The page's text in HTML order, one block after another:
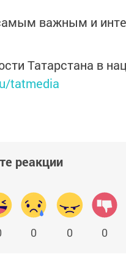
важным и
Татарстана в
tatmedia
реакции
0 0 0